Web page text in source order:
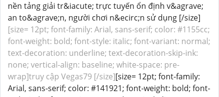
nền tảng giải tr&iacute; trực tuyến ổn định v&agrave;
an to&agrave;n, người chơi n&ecirc;n sử dụng [/size]
[size= 12pt; font-family: Arial, sans-serif; color: #1155cc;
font-weight: bold; font-style: italic; font-variant: normal;
text-decoration: underline; text-decoration-skip-ink:
none; vertical-align: baseline; white-space: pre-
wrap]truy cập Vegas79 [/size][size= 12pt; font-family:
Arial, sans-serif; color: #141921; font-weight: bold; font-